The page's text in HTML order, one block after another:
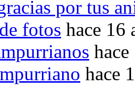
por tus
fotos hace 16
hace